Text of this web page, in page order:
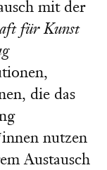
mit der
für Kunst
die das
nutzen
Austausch